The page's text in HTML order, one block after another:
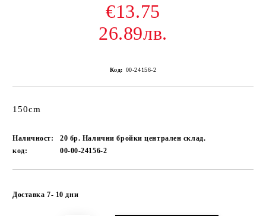
€13.75
26.89лв.
Код: 00-24156-2
150cm
Наличност:
20 бр. Налични бройки централен склад.
код:
00-00-24156-2
Доставка 7- 10 дни